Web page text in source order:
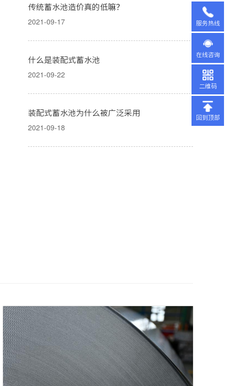
传统蓄水池造价真的低嘛？
2021-09-17
什么是装配式蓄水池
2021-09-22
装配式蓄水池为什么被广泛采用
2021-09-18
服务热线
在线咨询
二维码
回到顶部